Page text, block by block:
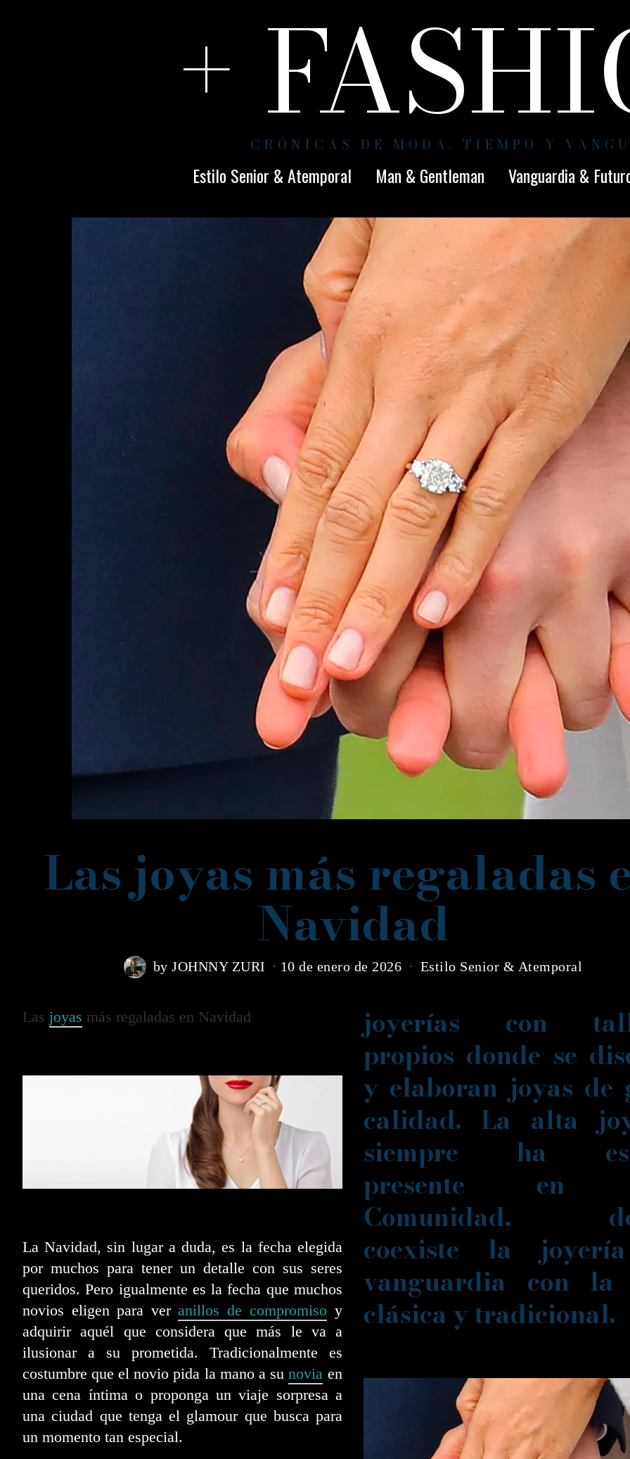
+CRÓNICAS DE MODA, TIEMPO Y
Estilo Senior & Atemporal Man & Gentleman Vanguardia &
Las joyas más regaladas
Navidad
byJOHNNY ZURI 10 de enero de 2026 Estilo Senior & Atemporal
Las joyas más regaladas en Navidad
La Navidad, sin lugar a duda, es la fecha elegida
por muchos para tener un detalle con sus seres
queridos. Pero igualmente es la fecha que muchos
novios eligen para ver anillos de compromiso y
adquirir aquél que considera que más le va a
ilusionar a su prometida. Tradicionalmente es
costumbre que el novio pida la mano a su novia en
una cena íntima o proponga un viaje sorpresa a
una ciudad que tenga el glamour que busca para
un momento tan especial.
joyerías con
propios donde se
y elaboran joyas de
calidad. La alta
siempre ha
presente en
Comunidad,
coexiste la
vanguardia con la
clásica y tradicional.